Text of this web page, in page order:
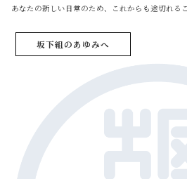
あなたの新しい日常のため、これからも途切れる
坂下組のあゆみへ